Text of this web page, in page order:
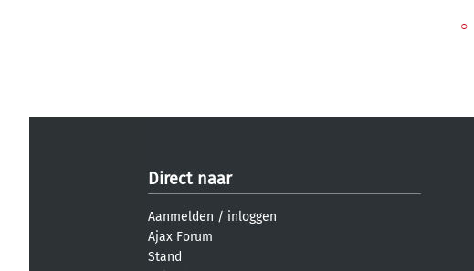
Direct naar
Aanmelden / inloggen
Ajax Forum
Stand